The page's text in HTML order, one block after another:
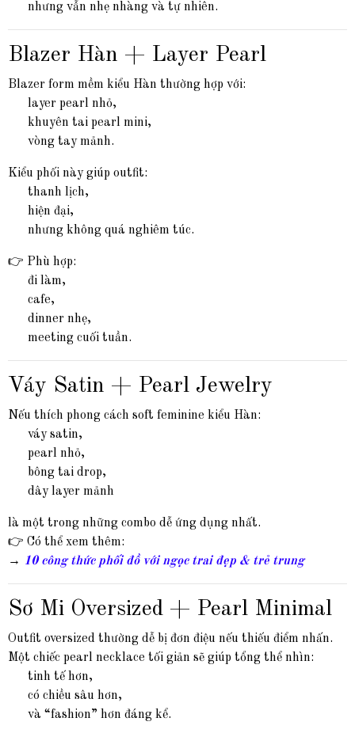
nhưng vẫn nhẹ nhàng và tự nhiên.
Blazer Hàn + Layer Pearl
Blazer form mềm kiểu Hàn thường hợp với:
layer pearl nhỏ,
khuyên tai pearl mini,
vòng tay mảnh.
Kiểu phối này giúp outfit:
thanh lịch,
hiện đại,
nhưng không quá nghiêm túc.
👉 Phù hợp:
đi làm,
cafe,
dinner nhẹ,
meeting cuối tuần.
Váy Satin + Pearl Jewelry
Nếu thích phong cách soft feminine kiểu Hàn:
váy satin,
pearl nhỏ,
bông tai drop,
dây layer mảnh
là một trong những combo dễ ứng dụng nhất.
👉 Có thể xem thêm:
→ 10 công thức phối đồ với ngọc trai đẹp & trẻ trung
Sơ Mi Oversized + Pearl Minimal
Outfit oversized thường dễ bị đơn điệu nếu thiếu điểm nhấn.
Một chiếc pearl necklace tối giản sẽ giúp tổng thể nhìn:
tinh tế hơn,
có chiều sâu hơn,
và “fashion” hơn đáng kể.